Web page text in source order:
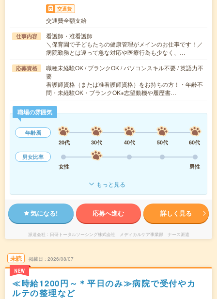
交通費
交通費全額支給
仕事内容
看護師・准看護師
＼保育園で子どもたちの健康管理がメインのお仕事です！／
病院勤務とは違って急な対応や医療行為も少なく、…
応募資格
職種未経験OK / ブランクOK / パソコンスキル不要 / 英語力不
要
看護師資格（または准看護師資格）をお持ちの方！・年齢不
問・未経験OK・ブランクOK※志望動機や履歴書…
職場の雰囲気
年齢層
20代
30代 40代 50代
60代
男女比率
女性
男性
もっと見る
気になる! 応募へ進む 詳しく見る
派遣会社 日研トータルソーシング株式会社 メディカルケア事業部 ナース派遣
未読
NEW
掲載日 2026/08/07
≪時給1200円～＊平日のみ≫病院で受付やカ
ルテの整理など